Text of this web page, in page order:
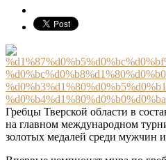
Гребцы Тверской области в
на главном международном
золотых медалей среди мужчин